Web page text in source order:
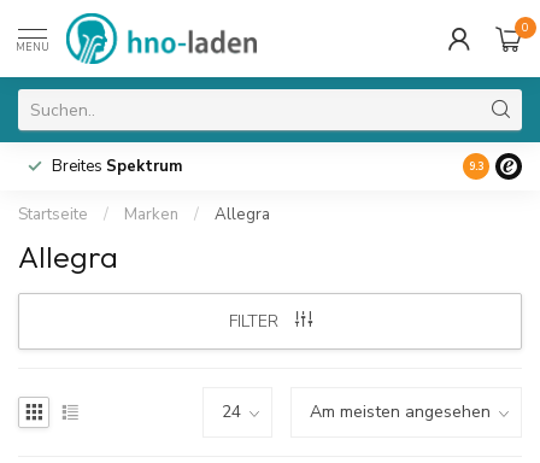
MENU
0
Breites Spektrum 9.3
Startseite / Marken / Allegra
Allegra
FILTER